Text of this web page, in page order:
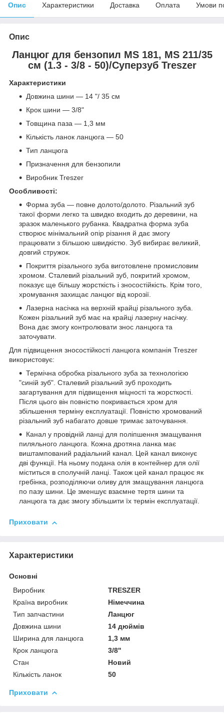
Опис Характеристики Доставка Оплата Умови
Опис
Ланцюг для бензопил MS 181, MS 211/35
см (1.3 - 3/8 - 50)/Суперзуб Treszer
Характеристики
Довжина шини — 14 "/ 35 см
Крок шини — 3/8"
Товщина паза — 1,3 мм
Кількість ланок ланцюга — 50
Тип ланцюга
Призначення для бензопили
Виробник Treszer
Особливості:
Форма зуба — повне долото/долото. Різальний зуб
такої форми легко та швидко входить до деревини, на
зразок маленького рубанка. Квадратна форма зуба
створює мінімальний опір різання й дає змогу
працювати з більшою швидкістю. Зуб вибирає великий,
довгий стружок.
Покриття різального зуба виготовлене промисловим
хромом. Сталевий різальний зуб, покритий хромом,
показує ще більшу жорсткість і зносостійкість. Крім того,
хромування захищає ланцюг від корозії.
Лазерна насічка на верхній крайці різального зуба.
Кожен різальний зуб має на крайці лазерну насічку.
Вона дає змогу контролювати знос ланцюга та
заточувати.
Для підвищення зносостійкості ланцюга компанія Treszer
використовує:
Термічна обробка різального зуба за технологією
"синій зуб". Сталевий різальний зуб проходить
загартування для підвищення міцності та жорсткості.
Після цього він повністю покривається хром для
збільшення терміну експлуатації. Повністю хромований
різальний зуб набагато довше тримає заточування.
Канал у провідній ланці для поліпшення змащування
пиляльного ланцюга. Кожна дротяна ланка має
виштампований радіальний канал. Цей канал виконує
дві функції. На ньому подана олія в контейнер для олії
міститься в сполучній ланці. Також цей канал працює як
гребінка, розподіляючи оливу для змащування ланцюга
по пазу шини. Це зменшує взаємне тертя шини та
ланцюга та дає змогу збільшити їх термін експлуатації.
Приховати
Характеристики
Основні
Виробник
TRESZER
Країна виробник
Німеччина
Тип запчастини
Ланцюг
Довжина шини
14 дюймів
Ширина для ланцюга
1,3 мм
Крок ланцюга
3/8''
Стан
Новий
Кількість ланок
50
Приховати